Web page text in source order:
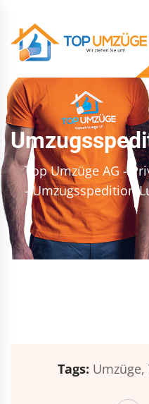
Top Umzüge AG -
- Umzugsspedition
Tags: Umzüge,